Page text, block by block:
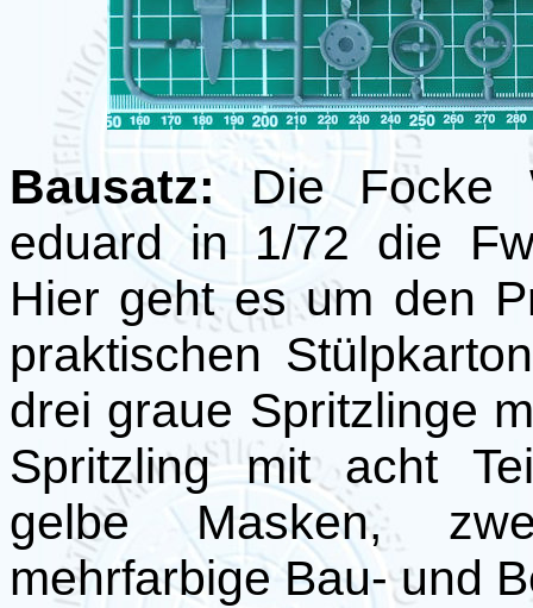
Bausatz:Die Focke
eduard in 1/72 die
Hier geht es um den
praktischen
drei graue Spritzlinge
Spritzling mit acht
gelbe Masken,
mehrfarbige Bau- und